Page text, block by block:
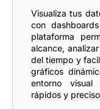
Visualiza tus
con
plataforma
alcance,
del tiempo y
gráficos
entorno
rápidos y